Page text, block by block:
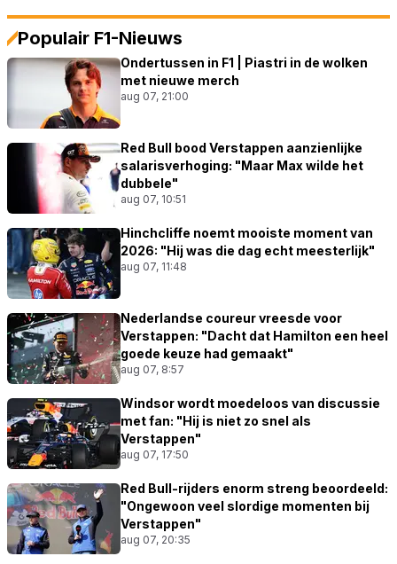
Populair F1-Nieuws
Ondertussen in F1 | Piastri in de wolken
met nieuwe merch
aug 07, 21:00
Red Bull bood Verstappen aanzienlijke
salarisverhoging: "Maar Max wilde het
dubbele"
aug 07, 10:51
Hinchcliffe noemt mooiste moment van
2026: "Hij was die dag echt meesterlijk"
aug 07, 11:48
Nederlandse coureur vreesde voor
Verstappen: "Dacht dat Hamilton een heel
goede keuze had gemaakt"
aug 07, 8:57
Windsor wordt moedeloos van discussie
met fan: "Hij is niet zo snel als
Verstappen"
aug 07, 17:50
Red Bull-rijders enorm streng beoordeeld:
"Ongewoon veel slordige momenten bij
Verstappen"
aug 07, 20:35